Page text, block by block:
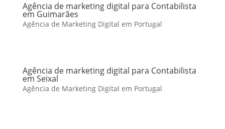
Agência de marketing digital para Contabilista
em Guimarães
Agência de Marketing Digital em Portugal
Agência de marketing digital para Contabilista
em Seixal
Agência de Marketing Digital em Portugal